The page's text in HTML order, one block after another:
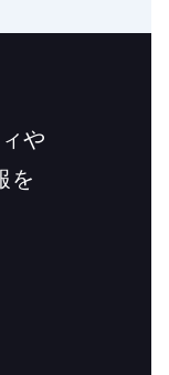
や
を